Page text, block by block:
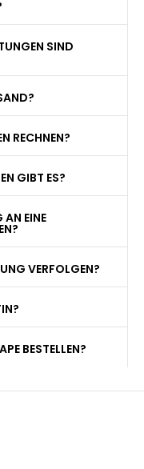
SIND
RECHNEN?
GIBT ES?
AN EINE
VERFOLGEN?
BESTELLEN?